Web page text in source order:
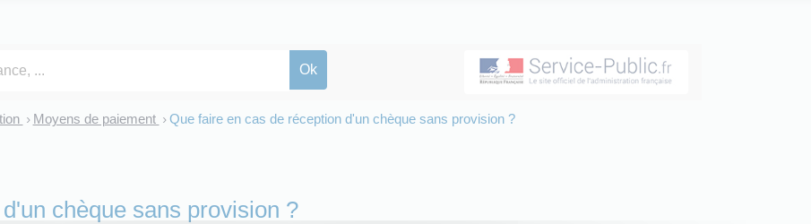
> Moyens de paiement > Que faire en cas de réception d'un chèque sans provision ?
chèque sans provision ?